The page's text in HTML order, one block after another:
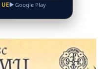
UE Google Play